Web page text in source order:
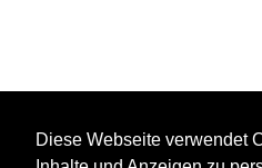
Diese Webseite verwendet